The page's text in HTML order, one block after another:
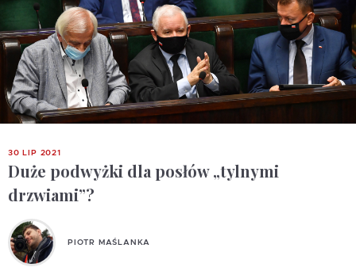
30 LIP 2021
Duże podwyżki dla posłów „tylnymi
drzwiami”?
PIOTR MAŚLANKA